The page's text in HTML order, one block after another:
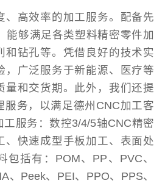
、高效率的加工服务。配备先
能够满足各类塑料精密零件加
和钻孔等。凭借良好的技术实
，广泛服务于新能源、医疗等
量和交货期。此外，我们还提
服务，以满足德州CNC加工客
服务：数控3/4/5轴CNC精密
、快速成型手板加工、表面处
包括有：POM、PP、PVC、
、Peek、PEI、PPO、PPS、